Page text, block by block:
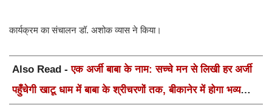
कार्यक्रम का संचालन डॉ. अशोक व्यास ने किया।
Also Read -एक अर्जी बाबा के नाम: सच्चे मन से लिखी हर अर्जी
पहुँचेगी खाटू धाम में बाबा के श्रीचरणों तक, बीकानेर में होगा भव्य